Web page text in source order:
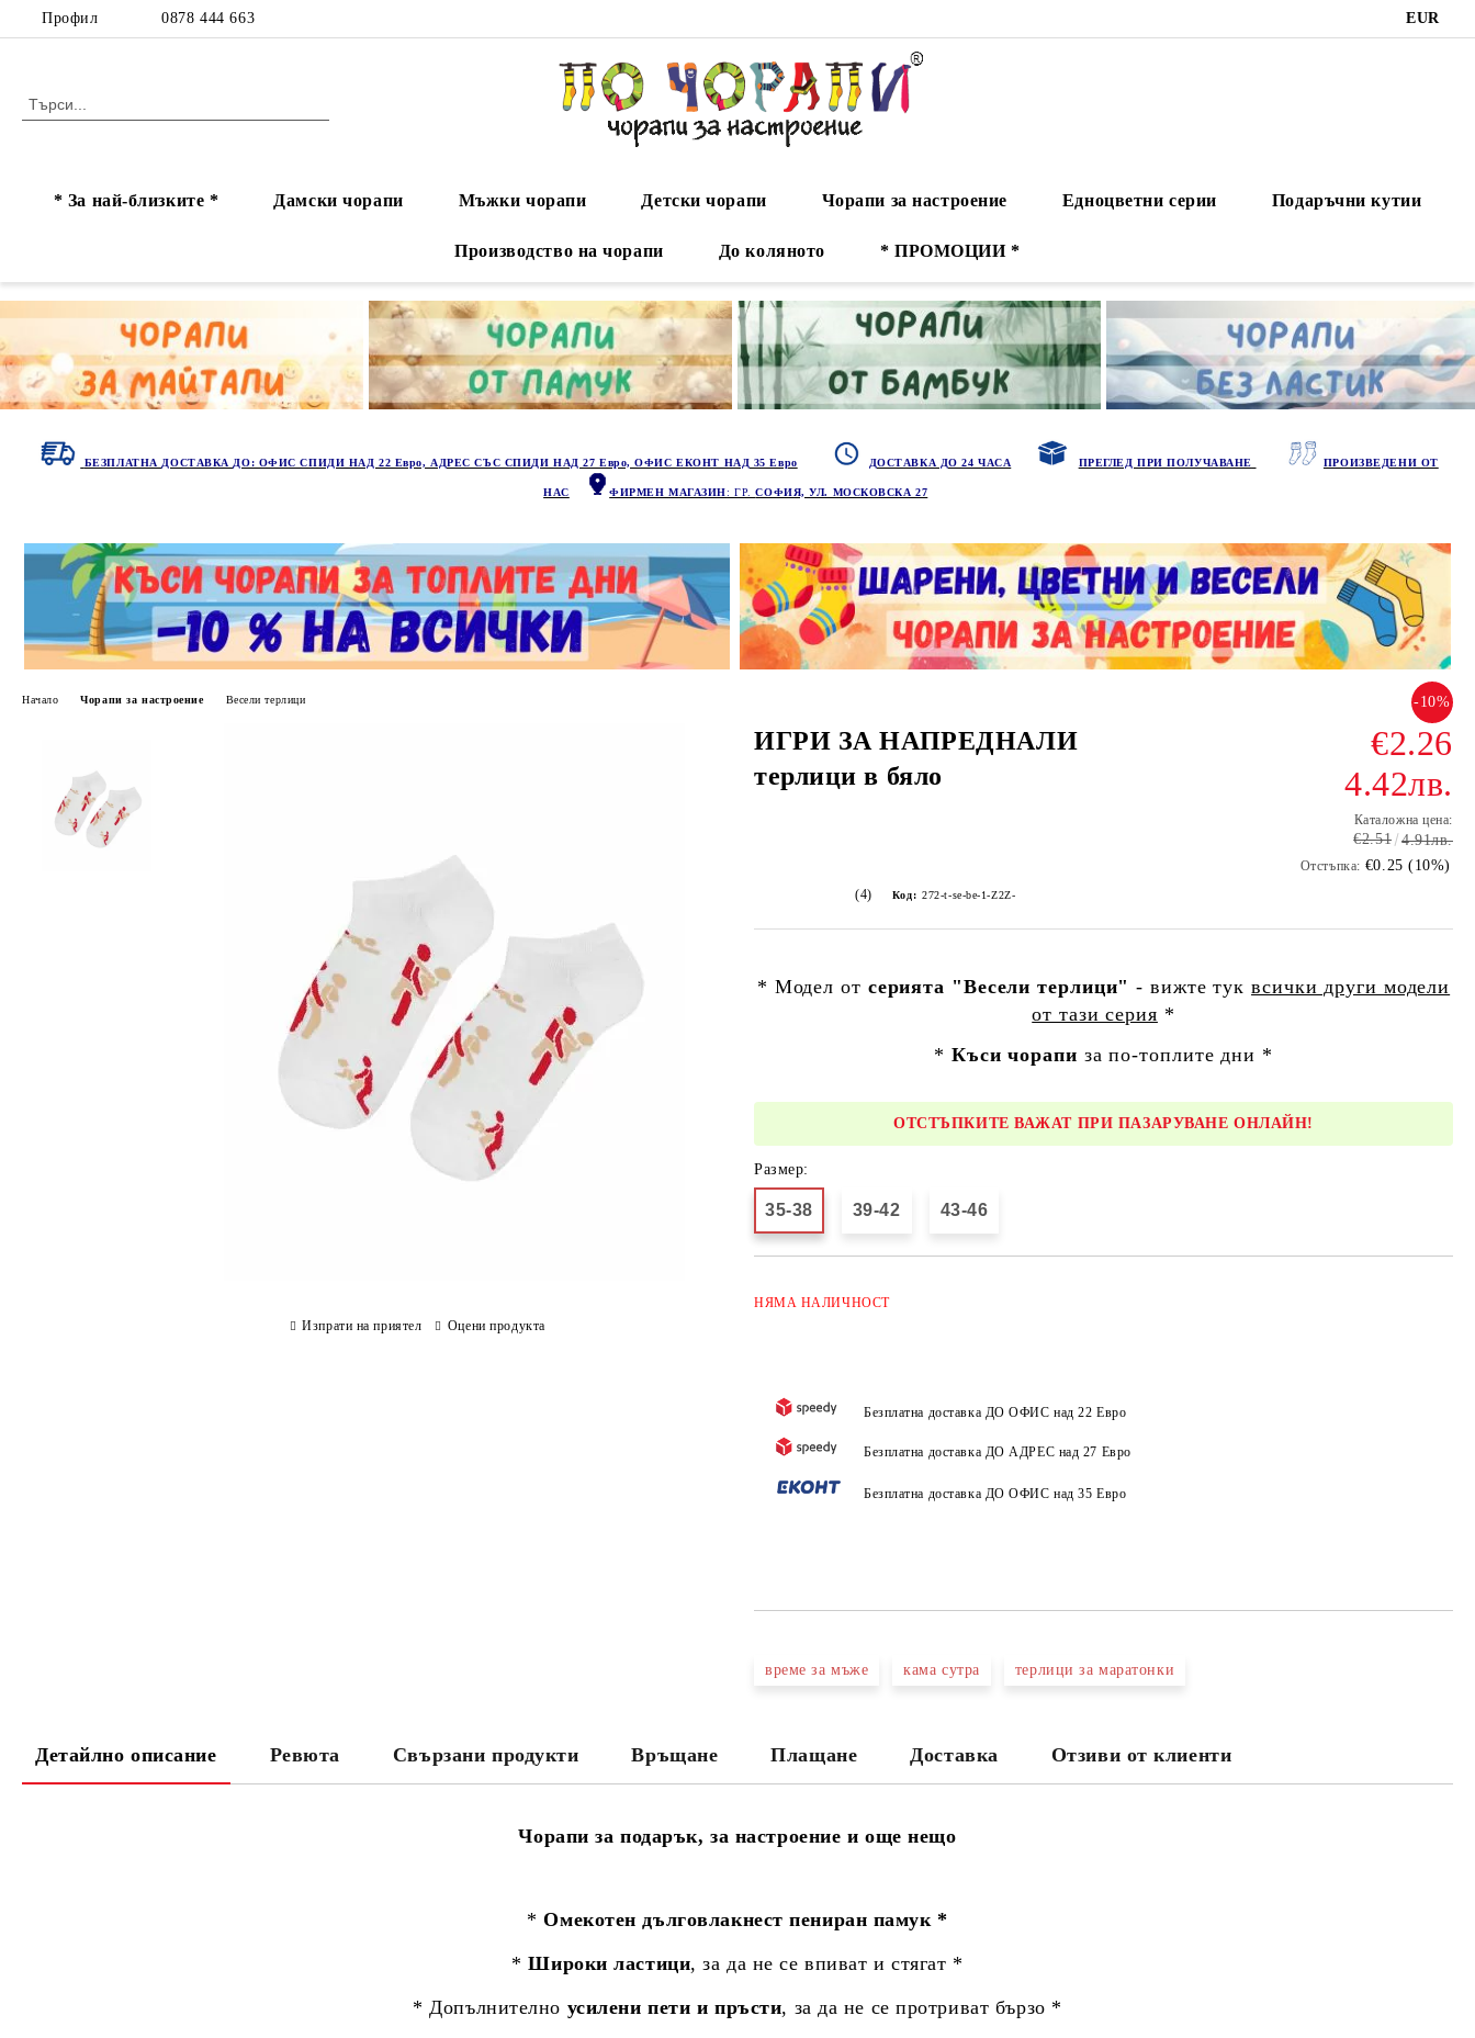
Профил 0878 444 663 EUR
* За най-близките * Дамски чорапи Мъжки чорапи Детски чорапи Чорапи за настроение Едноцветни серии Подаръчни кутии
Производство на чорапи До коляното * ПРОМОЦИИ *
БЕЗПЛАТНА ДОСТАВКА ДО: ОФИС СПИДИ НАД 22 Евро, АДРЕС СЪС СПИДИ НАД 27 Евро, ОФИС ЕКОНТ НАД 35 Евро ДОСТАВКА ДО 24 ЧАСА ПРЕГЛЕД ПРИ ПОЛУЧАВАНЕ ПРОИЗВЕДЕНИ ОТ
НАС ФИРМЕН МАГАЗИН: ГР.СОФИЯ, УЛ. МОСКОВСКА 27
Начало Чорапи за настроение Весели терлици
ИГРИ ЗА НАПРЕДНАЛИ
терлици в бяло
-10%
€2.26
4.42лв.
Каталожна цена:
€2.51 4.91лв.
Отстъпка: €0.25 (10%)
(4) Код: 272-t-se-be-1-Z2Z-
* Модел от серията "Весели терлици" - вижте туквсички други модели
от тази серия *
* Къси чорапи за по-топлите дни *
ОТСТЪПКИТЕ ВАЖАТ ПРИ ПАЗАРУВАНЕ ОНЛАЙН!
Размер:
35-38 39-42 43-46
НЯМА НАЛИЧНОСТ
Безплатна доставка ДО ОФИС над 22 Евро
Безплатна доставка ДО АДРЕС над 27 Евро
Безплатна доставка ДО ОФИС над 35 Евро
време за мъже кама сутра терлици за маратонки
Изпрати на приятел Оцени продукта
Детайлно описание Ревюта Свързани продукти Връщане Плащане Доставка Отзиви от клиенти
Чорапи за подарък, за настроение и още нещо
*Омекотен дълговлакнест пениран памук *
*Широки ластици, за да не се впиват и стягат *
* Допълнително усилени пети и пръсти, за да не се протриват бързо *